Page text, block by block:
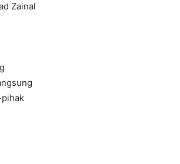
Zainal